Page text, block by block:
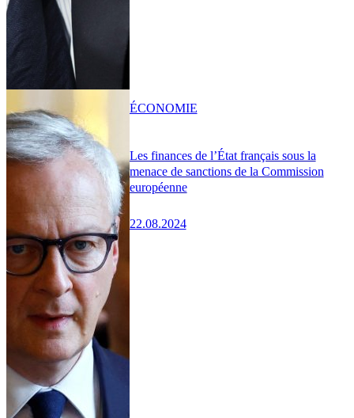
Les finances de l’État français sous la
menace de sanctions de la Commission
européenne
22.08.2024
ÉCONOMIE